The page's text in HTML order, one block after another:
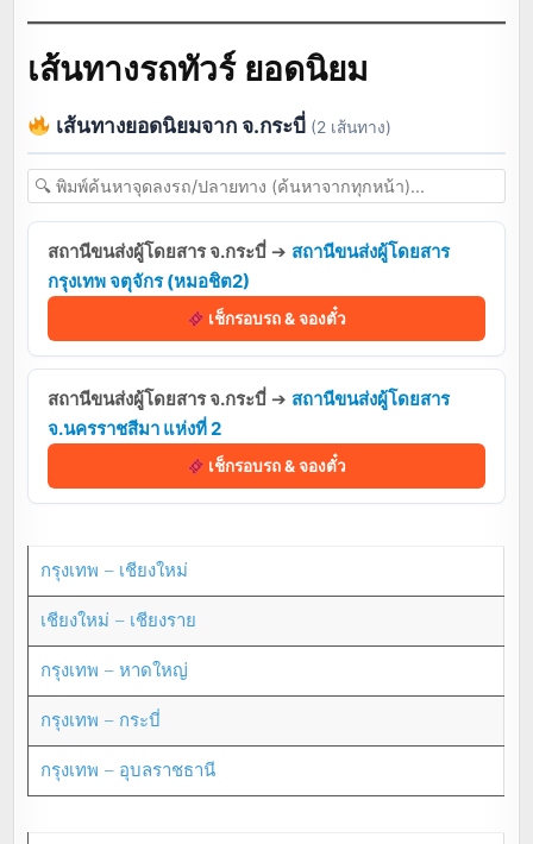
เส้นทางรถทัวร์ ยอดนิยม
เส้นทางยอดนิยมจาก จ.กระบี่ (2 เส้นทาง)
สถานีขนส่งผู้โดยสาร จ.กระบี่ ➔ สถานีขนส่งผู้โดยสาร
กรุงเทพ จตุจักร (หมอชิต2)
เช็กรอบรถ & จองตั๋ว
สถานีขนส่งผู้โดยสาร จ.กระบี่ ➔ สถานีขนส่งผู้โดยสาร
จ.นครราชสีมา แห่งที่ 2
เช็กรอบรถ & จองตั๋ว
กรุงเทพ – เชียงใหม่
เชียงใหม่ – เชียงราย
กรุงเทพ – หาดใหญ่
กรุงเทพ – กระบี่
กรุงเทพ – อุบลราชธานี